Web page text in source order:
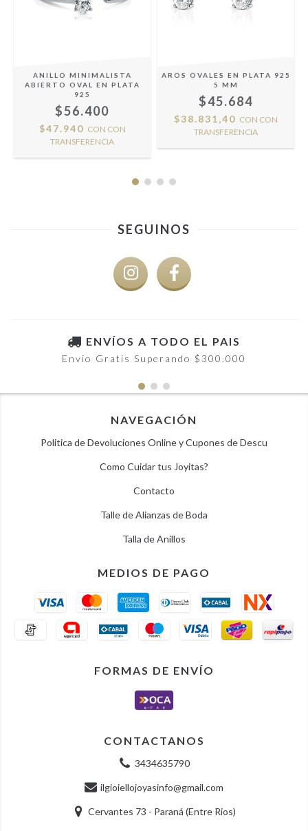
ANILLO MINIMALISTA
ABIERTO OVAL EN PLATA
925
$56.400
$47.940 CON CON
TRANSFERENCIA
AROS OVALES EN PLATA 925
5 MM
$45.684
$38.831,40 CON CON
TRANSFERENCIA
SEGUINOS
ENVÍOS A TODO EL PAIS
Envio Gratis Superando $300.000
NAVEGACIÓN
Politica de Devoluciones Online y Cupones de Descu
Como Cuidar tus Joyitas?
Contacto
Talle de Alianzas de Boda
Talla de Anillos
MEDIOS DE PAGO
FORMAS DE ENVÍO
CONTACTANOS
3434635790
ilgioiellojoyasinfo@gmail.com
Cervantes 73 - Paraná (Entre Rios)